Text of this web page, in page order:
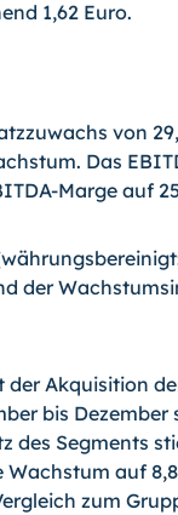
1,62 Euro.
von
Das
Marge auf
der
Akquisition
bis Dezember
des Segments
auf
zum